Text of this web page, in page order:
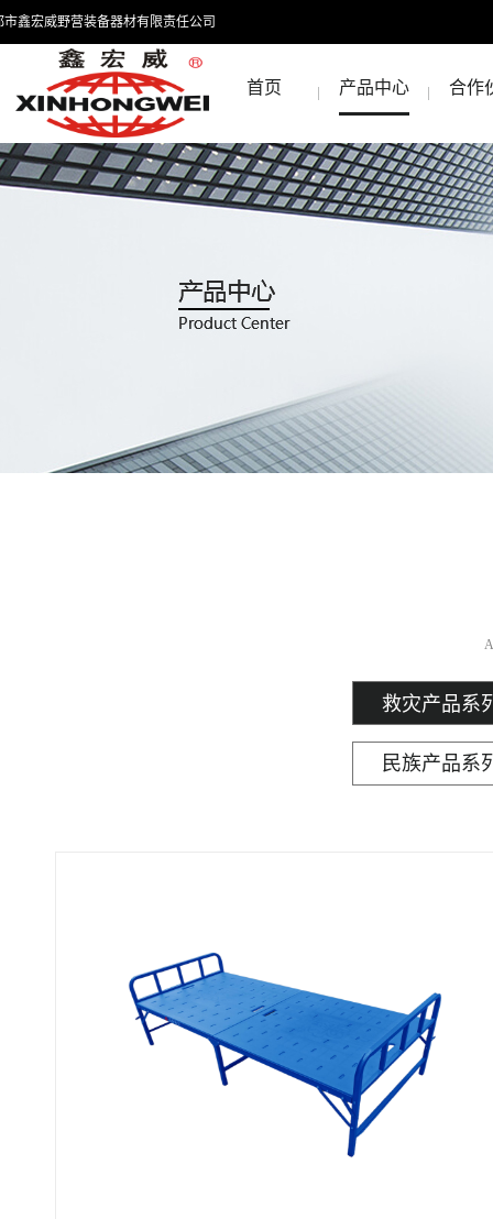
市鑫宏威野营装备器材有限责任公司
首页 产品中心 合作
救灾产品系
民族产品系